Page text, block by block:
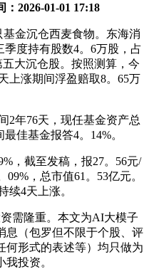
： 2026-01-01 17:18
金沉仓西麦食物。东海消
季度持有股数4。6万股，占
大沉仓股。按照测算，今
上涨期间浮盈赔取8。65万
年76天，现任基金资产总
佳基金报答4。14%。
，截至发稿，报27。56元/
，总市值61。53亿元。
续4天上涨。
隆重。本文为AI大模子
息（包罗但不限于个股、评
何形式的表述等）均只做为
投资。